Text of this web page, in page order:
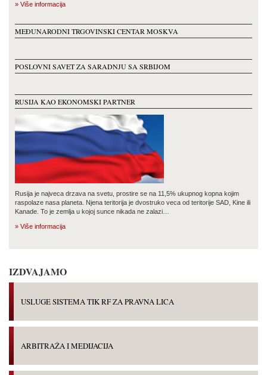
» Više informacija
MEĐUNARODNI TRGOVINSKI CENTAR MOSKVA
POSLOVNI SAVET ZA SARADNJU SA SRBIJOM
RUSIJA KAO EKONOMSKI PARTNER
Rusija je najveca drzava na svetu, prostire se na 11,5% ukupnog kopna kojim
raspolaze nasa planeta. Njena teritorija je dvostruko veca od teritorije SAD, Kine ili
Kanade. To je zemlja u kojoj sunce nikada ne zalazi…
» Više informacija
IZDVAJAMO
USLUGE SISTEMA TIK RF ZA PRAVNA LICA
ARBITRAŽA I MEDIJACIJA